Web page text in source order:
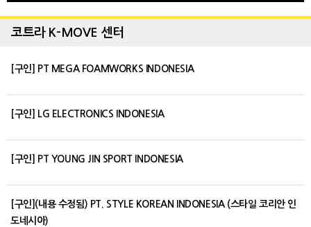
코트라 K-MOVE 센터
[구인] PT MEGA FOAMWORKS INDONESIA
[구인] LG ELECTRONICS INDONESIA
[구인] PT YOUNG JIN SPORT INDONESIA
[구인](내용 수정됨) PT. STYLE KOREAN INDONESIA (스타일 코리안 인
도네시아)